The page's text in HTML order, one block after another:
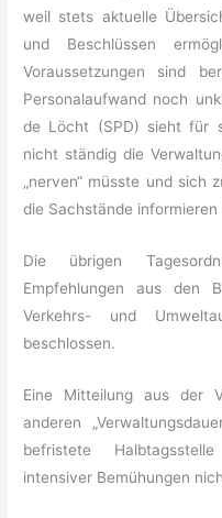
weil stets aktuelle
und Beschlüssen
Voraussetzungen sind
Personalaufwand noch
de Löcht (SPD) sieht für
nicht ständig die
„nerven“ müsste und sich
die Sachstände informieren
Die übrigen
Empfehlungen aus den
Verkehrs- und
beschlossen.
Eine Mitteilung aus der
anderen
befristete
intensiver Bemühungen